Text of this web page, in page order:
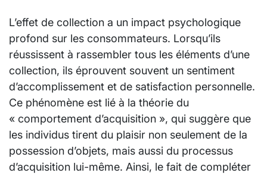
L’effet de collection a un impact psychologique
profond sur les consommateurs. Lorsqu’ils
réussissent à rassembler tous les éléments d’une
collection, ils éprouvent souvent un sentiment
d’accomplissement et de satisfaction personnelle.
Ce phénomène est lié à la théorie du
« comportement d’acquisition », qui suggère que
les individus tirent du plaisir non seulement de la
possession d’objets, mais aussi du processus
d’acquisition lui-même. Ainsi, le fait de compléter